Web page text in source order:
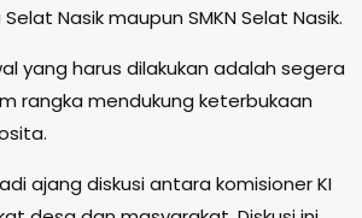
Nasik maupun SMKN Selat Nasik.
yang harus dilakukan adalah segera
rangka mendukung keterbukaan
ajang diskusi antara komisioner KI